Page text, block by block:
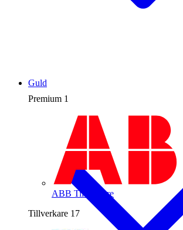
Premium 1
ABB Tillverkare
Tillverkare 17
Guld